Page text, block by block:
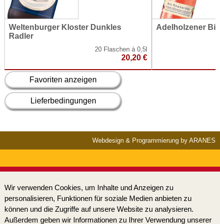
Weltenburger Kloster Dunkles
Radler
20 Flaschen à 0,5l
20,20 €
Adelholzener
Favoriten anzeigen
Lieferbedingungen
Webdesign & Programmierung by ARANES
Wir verwenden Cookies, um Inhalte und Anzeigen zu
personalisieren, Funktionen für soziale Medien anbieten zu
können und die Zugriffe auf unsere Website zu analysieren.
Außerdem geben wir Informationen zu Ihrer Verwendung unserer